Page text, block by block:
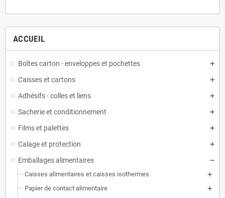
ACCUEIL
Boîtes carton - enveloppes et pochettes
Caisses et cartons
Adhésifs - colles et liens
Sacherie et conditionnement
Films et palettes
Calage et protection
Emballages alimentaires
Caisses alimentaires et caisses isothermes
Papier de contact alimentaire